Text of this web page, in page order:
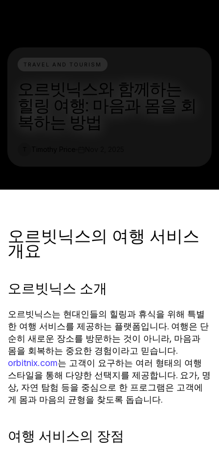
TRAVEL AND TOURISM
오르빗닉스와 함께하는
힐링 여행: 마음과 몸을 회
복하는 방법
오르빗닉스의 여행 서비스
개요
오르빗닉스 소개
오르빗닉스는 현대인들의 힐링과 휴식을 위해 특별
한 여행 서비스를 제공하는 플랫폼입니다. 여행은 단
순히 새로운 장소를 방문하는 것이 아니라, 마음과
몸을 회복하는 중요한 경험이라고 믿습니다.
orbitnix.com는 고객이 요구하는 여러 형태의 여행
스타일을 통해 다양한 선택지를 제공합니다. 요가, 명
상, 자연 탐험 등을 중심으로 한 프로그램은 고객에
게 몸과 마음의 균형을 찾도록 돕습니다.
여행 서비스의 장점